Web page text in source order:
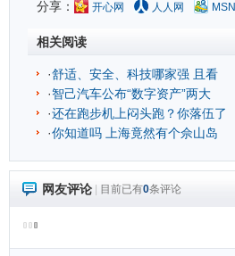
分享： 开心网 人人网 MSN
相关阅读
·舒适、安全、科技哪家强 且看
·智己汽车公布“数字资产”两大
·还在跑步机上闷头跑？你落伍了
·你知道吗 上海竟然有个佘山岛
网友评论 目前已有0条评论